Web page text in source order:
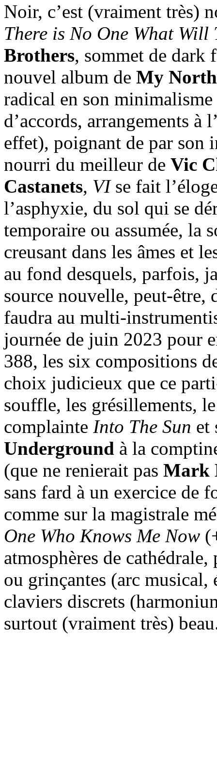
Noir, c’est (vraiment très)
There is No One What Will
Brothers, sommet de
nouvel album de My
radical en son minimalisme
d’accords, arrangements à
effet), poignant de par son
nourri du meilleur de Vic
Castanets, VIse fait
l’asphyxie, du sol qui se
temporaire ou assumée, la
creusant dans les âmes et
au fond desquels, parfois,
source nouvelle, peut-être,
faudra au multi-
journée de juin 2023 pour
388, les six compositions
choix judicieux que ce
souffle, les grésillements,
complainte Into The Sun et
Underground à la
(que ne renierait pas Mark
sans fard à un exercice de
comme sur la magistrale
One Who Knows Me Now
atmosphères de
ou grinçantes (arc musical,
claviers discrets
surtout (vraiment très)